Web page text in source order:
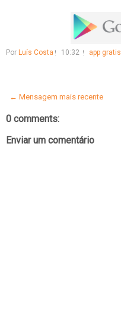
Por Luís Costa 10:32 app gratis
← Mensagem mais recente
0 comments:
Enviar um comentário